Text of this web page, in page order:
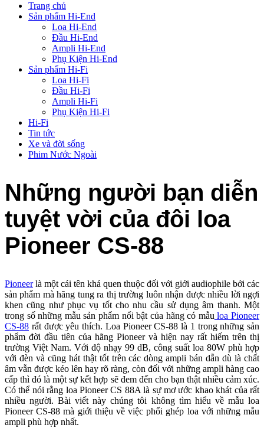
Trang chủ
Sản phẩm Hi-End
Loa Hi-End
Đầu Hi-End
Ampli Hi-End
Phụ Kiện Hi-End
Sản phẩm Hi-Fi
Loa Hi-Fi
Đầu Hi-Fi
Ampli Hi-Fi
Phụ Kiện Hi-Fi
Hi-Fi
Tin tức
Xe và đời sống
Phim Nước Ngoài
Những người bạn diễn
tuyệt vời của đôi loa
Pioneer CS-88
Pioneerlà một cái tên khá quen thuộc đối với giới audiophile bởi các
sản phẩm mà hãng tung ra thị trường luôn nhận được nhiều lời ngợi
khen cũng như phục vụ tốt cho nhu cầu sử dụng âm thanh. Một
trong số những mẫu sản phẩm nổi bật của hãng có mẫuloa Pioneer
CS-88 rất được yêu thích. Loa Pioneer CS-88 là 1 trong những sản
phẩm đời đầu tiên của hãng Pioneer và hiện nay rất hiếm trên thị
trường Việt Nam. Với độ nhạy 99 dB, công suất loa 80W phù hợp
với đèn và cũng hát thật tốt trên các dòng ampli bán dẫn dù là chất
âm vẫn được kéo lên hay rõ ràng, còn đối với những ampli hàng cao
cấp thì đó là một sự kết hợp sẽ đem đến cho bạn thật nhiều cảm xúc.
Có thể nói rằng loa Pioneer CS 88A là sự mơ ước khao khát của rất
nhiều người. Bài viết này chúng tôi không tìm hiểu về mẫu loa
Pioneer CS-88 mà giới thiệu về việc phối ghép loa với những mẫu
ampli phù hợp nhất.